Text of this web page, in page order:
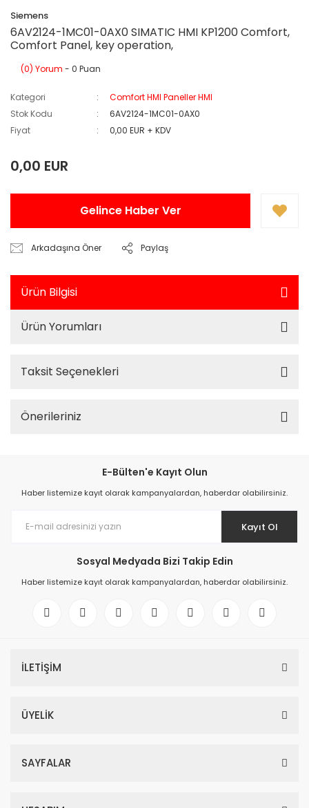
Siemens
6AV2124-1MC01-0AX0 SIMATIC HMI KP1200 Comfort,
Comfort Panel, key operation,
(0) Yorum - 0 Puan
Kategori
Comfort HMI Paneller HMI
Stok Kodu
6AV2124-1MC01-0AX0
Fiyat
0,00 EUR + KDV
0,00 EUR
Gelince Haber Ver
Arkadaşına Öner Paylaş
Ürün Bilgisi
Ürün Yorumları
Taksit Seçenekleri
Önerileriniz
E-Bülten'e Kayıt Olun
Haber listemize kayıt olarak kampanyalardan, haberdar olabilirsiniz.
Kayıt Ol
Sosyal Medyada Bizi Takip Edin
Haber listemize kayıt olarak kampanyalardan, haberdar olabilirsiniz.
İLETİŞİM
ÜYELİK
SAYFALAR